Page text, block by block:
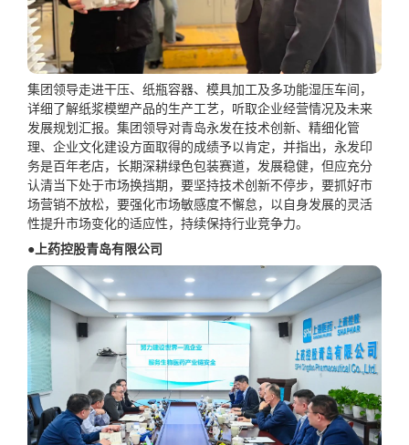
集团领导走进干压、纸瓶容器、模具加工及多功能湿压车间，
详细了解纸浆模塑产品的生产工艺，听取企业经营情况及未来
发展规划汇报。集团领导对青岛永发在技术创新、精细化管
理、企业文化建设方面取得的成绩予以肯定，并指出，永发印
务是百年老店，长期深耕绿色包装赛道，发展稳健，但应充分
认清当下处于市场换挡期，要坚持技术创新不停步，要抓好市
场营销不放松，要强化市场敏感度不懈怠，以自身发展的灵活
性提升市场变化的适应性，持续保持行业竞争力。
●上药控股青岛有限公司